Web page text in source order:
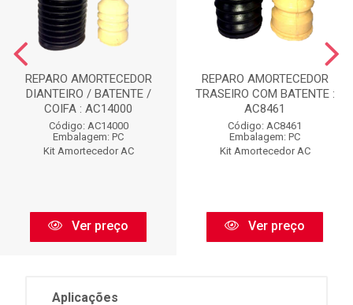
REPARO AMORTECEDOR
DIANTEIRO / BATENTE /
COIFA : AC14000
Código: AC14000
Embalagem: PC
Kit Amortecedor AC
Ver preço
REPARO AMORTECEDOR
TRASEIRO COM BATENTE :
AC8461
Código: AC8461
Embalagem: PC
Kit Amortecedor AC
Ver preço
Aplicações